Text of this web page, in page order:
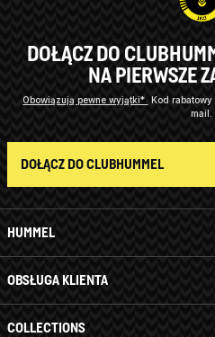
HUMMEL
OBSŁUGA KLIENTA
COLLECTIONS
DOŁĄCZ DO
NA PIERWSZE
Obowiązują pewne wyjątki*
Kod
mail.
DOŁĄCZ DO CLUBHUMMEL